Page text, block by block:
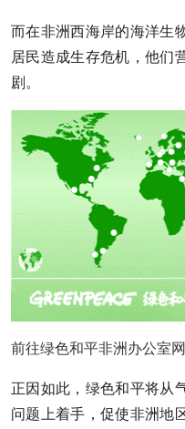
而在非洲西海岸的海洋生
居民造成生存危机，他们
剧。
前往绿色和平非洲办公室
正因如此，绿色和平将从
问题上着手，促使非洲地